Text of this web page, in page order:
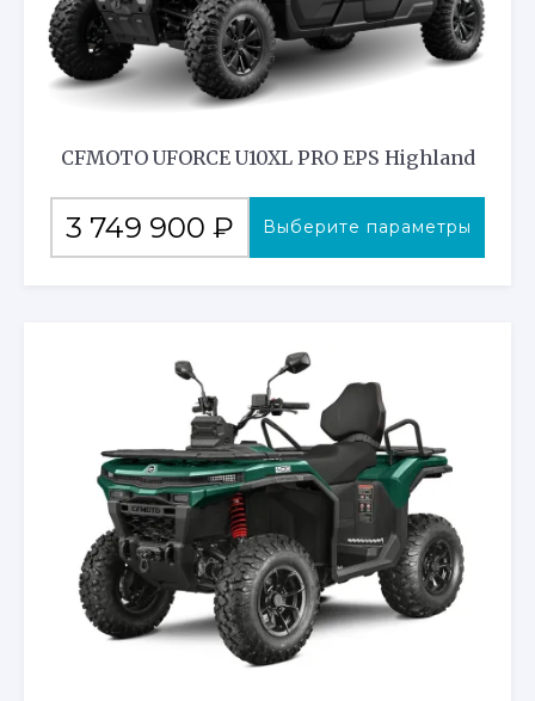
CFMOTO UFORCE U10XL PRO EPS Highland
3 749 900 ₽ Выберите параметры
Этот
Опции
можно
выбрать
на
странице
товара.